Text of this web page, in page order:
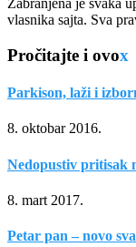
Zabranjena je svaka
vlasnika sajta. Sva
Pročitajte i ovox
Parkison, laži i
8. oktobar 2016.
Nedopustiv pritisak
8. mart 2017.
Petar pan – novo